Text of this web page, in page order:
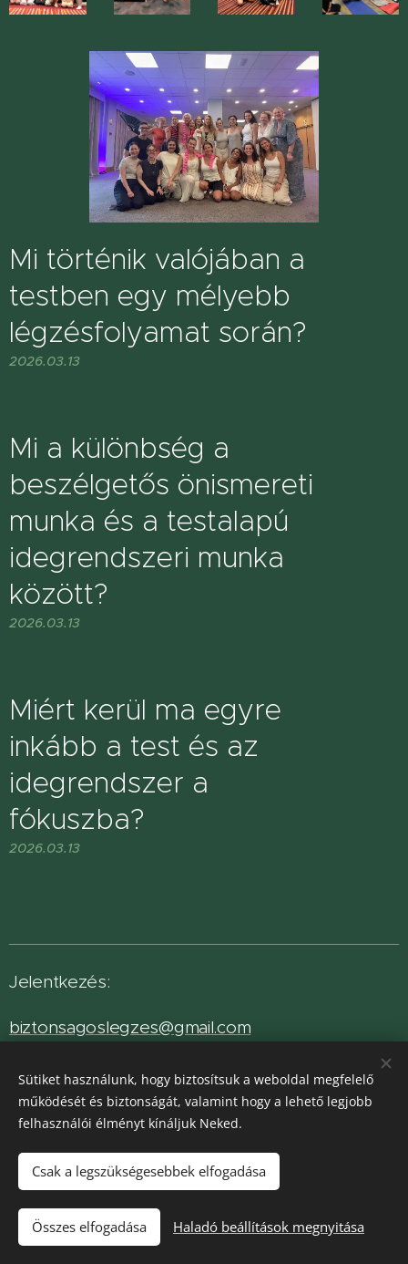
Mi történik valójában a
testben egy mélyebb
légzésfolyamat során?
2026.03.13
Mi a különbség a
beszélgetős önismereti
munka és a testalapú
idegrendszeri munka
között?
2026.03.13
Miért kerül ma egyre
inkább a test és az
idegrendszer a
fókuszba?
2026.03.13
Jelentkezés:
biztonsagoslegzes@gmail.com
Vagy az űrlapon:
E-mail
Sütiket használunk, hogy biztosítsuk a weboldal megfelelő
működését és biztonságát, valamint hogy a lehető legjobb
felhasználói élményt kínáljuk Neked.
Csak a legszükségesebbek elfogadása
Összes elfogadása Haladó beállítások megnyitása